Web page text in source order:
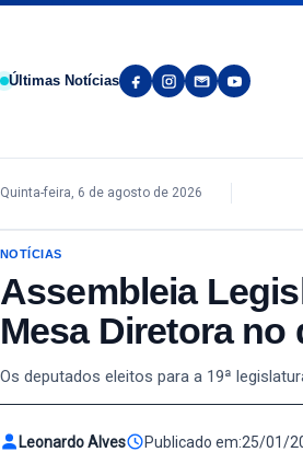
Pular para o conteúdo
Últimas Notícias
Quinta-feira, 6 de agosto de 2026
NOTÍCIAS
Assembleia
Mesa Diretora no
Os deputados eleitos para a 19ª
Leonardo Alves Publicado em:25/01/